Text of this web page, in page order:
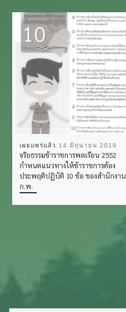
เผยแพร่แล้ว 14 มิถุนายน 2019
จริยธรรมข้าราชการพลเรือน 2552
กำหนดแนวทางให้ข้าราชการต้อง
ประพฤติปฏิบัติ 10 ข้อ ของสำนักงาน
ก.พ.